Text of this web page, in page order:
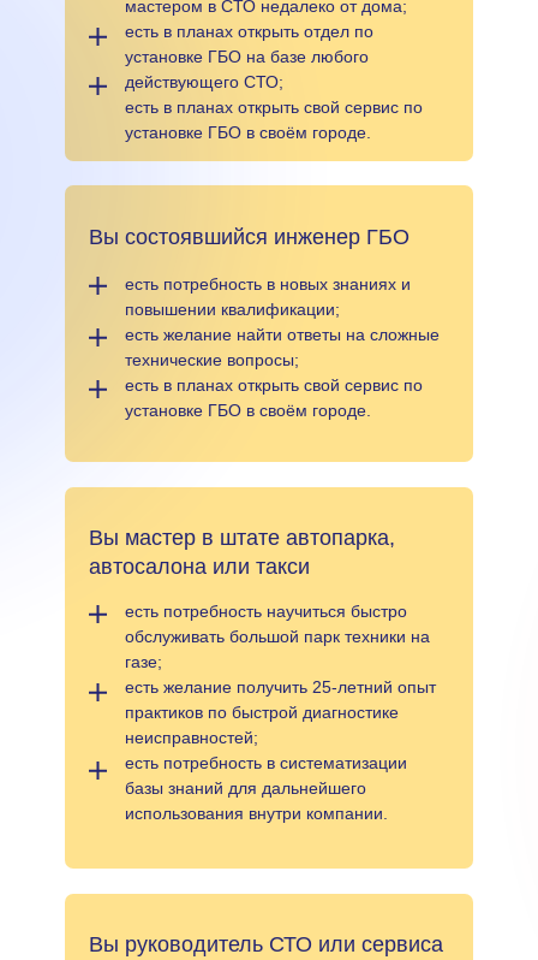
мастером в СТО недалеко от дома;
есть в планах открыть отдел по
установке ГБО на базе любого
действующего СТО;
есть в планах открыть свой сервис по
установке ГБО в своём городе.
Вы мастер в штате автопарка,
автосалона или такси
есть потребность научиться быстро
обслуживать большой парк техники на
газе;
есть желание получить 25-летний опыт
практиков по быстрой диагностике
неисправностей;
есть потребность в систематизации
базы знаний для дальнейшего
использования внутри компании.
Вы состоявшийся инженер ГБО
есть потребность в новых знаниях и
повышении квалификации;
есть желание найти ответы на сложные
технические вопросы;
есть в планах открыть свой сервис по
установке ГБО в своём городе.
Вы руководитель СТО или сервиса